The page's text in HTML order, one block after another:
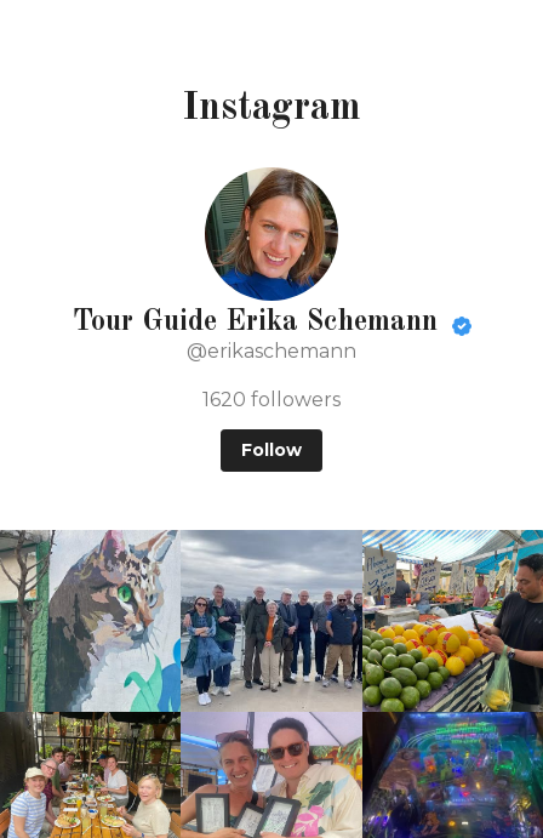
Instagram
Tour Guide Erika Schemann
@erikaschemann
1620 followers
Follow